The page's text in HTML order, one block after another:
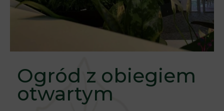
Ogród z obiegiem
otwartym